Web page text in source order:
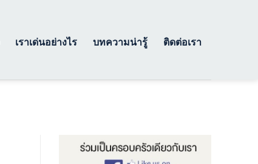
เราเด่นอย่างไร บทความน่ารู้ ติดต่อเรา